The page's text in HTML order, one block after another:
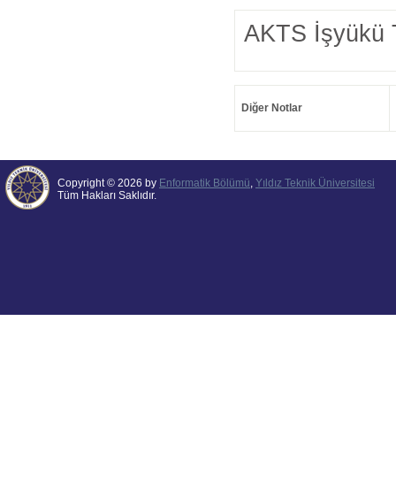
AKTS İşyükü
Diğer Notlar
Copyright © 2026 by Enformatik Bölümü, Yıldız Teknik Üniversitesi
Tüm Hakları Saklıdır.